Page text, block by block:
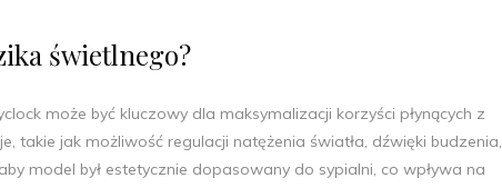
świetlnego?
może być kluczowy dla maksymalizacji korzyści płynących z
takie jak możliwość regulacji natężenia światła, dźwięki budzenia,
model był estetycznie dopasowany do sypialni, co wpływa na